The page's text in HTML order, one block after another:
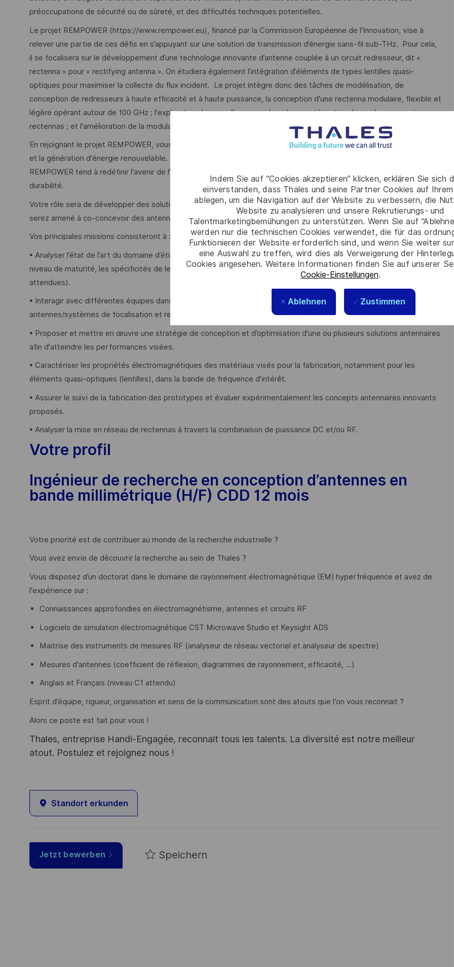
Indem Sie auf “Cookies akzeptieren” klicken, erklären Sie sich
einverstanden, dass Thales und seine Partner Cookies auf
ablegen, um die Navigation auf der Website zu verbessern, die
Website zu analysieren und unsere Rekrutierungs- und
Talentmarketingbemühungen zu unterstützen. Wenn Sie auf
werden nur die technischen Cookies verwendet, die für das
Funktionieren der Website erforderlich sind, und wenn Sie weiter
eine Auswahl zu treffen, wird dies als Verweigerung der
Cookies angesehen. Weitere Informationen finden Sie auf unserer
Cookie-Einstellungen.
Ablehnen Zustimmen
préoccupations de sécurité ou de sûreté, et des difficultés techniques potentielles.
Le projet REMPOWER (https://www.rempower.eu), financé par la Commission Européenne de l'Innovation, vise à
relever une partie de ces défis en s’appuyant sur une solution de transmission d’énergie sans-fil sub-THz. Pour cela,
il se focalisera sur le développement d’une technologie innovante d’antenne couplée à un circuit redresseur, dit «
rectenna » pour « rectifying antenna ». On étudiera également l’intégration d’éléments de types lentilles quasi-
optiques pour maximiser la collecte du flux incident. Le projet intègre donc des tâches de modélisation, de
conception de redresseurs à haute efficacité et à haute puissance, la conception d'une rectenna modulaire, flexible et
légère opérant autour de 100 GHz ; l'exploration de nouvelles approches de caractérisation des redresseurs et
rectennas ; et l'amélioration de la modularité agencement matriciel des rectennas.
En rejoignant le projet REMPOWER, vous contribuerez à développer des solutions de mobilité durable dans l'espace
et la génération d'énergie renouvelable. En surmontant les défis de la capture d'énergie à haute fréquence,
REMPOWER tend à redéfinir l'avenir de l'exploration spatiale, de la génération/transmission d'énergie et de la
durabilité.
Votre rôle sera de développer des solutions antennaires pour la récupération d'énergie à 100 GHz. En particulier vous
serez amené à co-concevoir des antennes et des systèmes quasi-optiques adaptés aux redresseurs développés.
Vos principales missions consisteront à :
• Analyser l’état de l’art du domaine d’étude. Notamment, on fera la distinction entre les différents concepts, leur
niveau de maturité, les spécificités de leur implémentation technologique, leurs performances (démontrées ou
attendues).
• Interagir avec différentes équipes dans un contexte international pour le dimensionnement et la co-conception des
antennes/systèmes de focalisation et redresseurs
• Proposer et mettre en œuvre une stratégie de conception et d’optimisation d'une ou plusieurs solutions antennaires
afin d'atteindre les performances visées.
• Caractériser les propriétés électromagnétiques des matériaux visés pour la fabrication, notamment pour les
éléments quasi-optiques (lentilles), dans la bande de fréquence d’intérêt.
• Assurer le suivi de la fabrication des prototypes et évaluer expérimentalement les concepts antennaires innovants
proposés.
• Analyser la mise en réseau de rectennas à travers la combinaison de puissance DC et/ou RF.
Votre profil
Ingénieur de recherche en conception d’antennes en
bande millimétrique (H/F) CDD 12 mois
Votre priorité est de contribuer au monde de la recherche industrielle ?
Vous avez envie de découvrir la recherche au sein de Thales ?
Vous disposez d’un doctorat dans le domaine de rayonnement électromagnétique (EM) hyperfréquence et avez de
l'expérience sur :
Connaissances approfondies en électromagnétisme, antennes et circuits RF
Logiciels de simulation électromagnétique CST Microwave Studio et Keysight ADS
Maitrise des instruments de mesures RF (analyseur de réseau vectoriel et analyseur de spectre)
Mesures d'antennes (coefficient de réflexion, diagrammes de rayonnement, efficacité, ...)
Anglais et Français (niveau C1 attendu)
Esprit d’équipe, rigueur, organisation et sens de la communication sont des atouts que l'on vous reconnait ?
Alors ce poste est fait pour vous !
Thales, entreprise Handi-Engagée, reconnait tous les talents. La diversité est notre meilleur
atout. Postulez et rejoignez nous !
Standort erkunden
Jetzt bewerben Speichern